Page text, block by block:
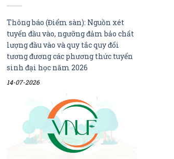
Thông báo (Điểm sàn): Nguồn xét
tuyển đầu vào, ngưỡng đảm bảo chất
lượng đầu vào và quy tắc quy đổi
tương đương các phương thức tuyển
sinh đại học năm 2026
14-07-2026